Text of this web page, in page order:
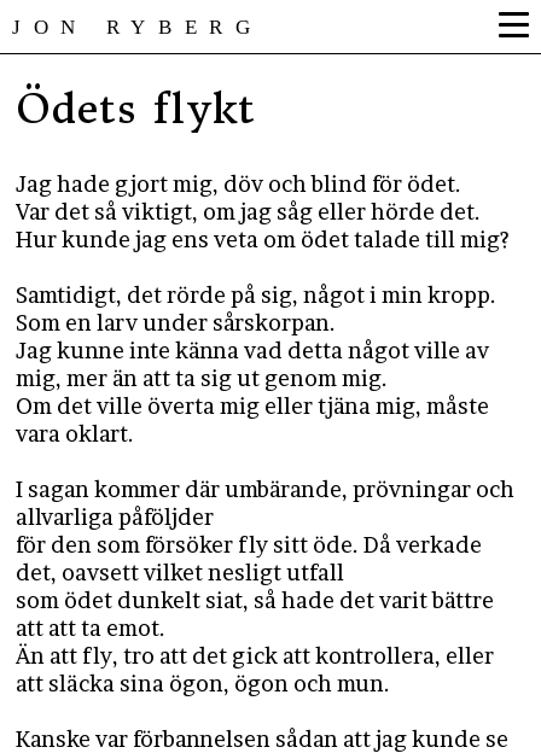
JON RYBERG
Ödets flykt
Jag hade gjort mig, döv och blind för ödet.
Var det så viktigt, om jag såg eller hörde det.
Hur kunde jag ens veta om ödet talade till mig?
Samtidigt, det rörde på sig, något i min kropp.
Som en larv under sårskorpan.
Jag kunne inte känna vad detta något ville av
mig, mer än att ta sig ut genom mig.
Om det ville överta mig eller tjäna mig, måste
vara oklart.
I sagan kommer där umbärande, prövningar och
allvarliga påföljder
för den som försöker fly sitt öde. Då verkade
det, oavsett vilket nesligt utfall
som ödet dunkelt siat, så hade det varit bättre
att att ta emot.
Än att fly, tro att det gick att kontrollera, eller
att släcka sina ögon, ögon och mun.
Kanske var förbannelsen sådan att jag kunde se